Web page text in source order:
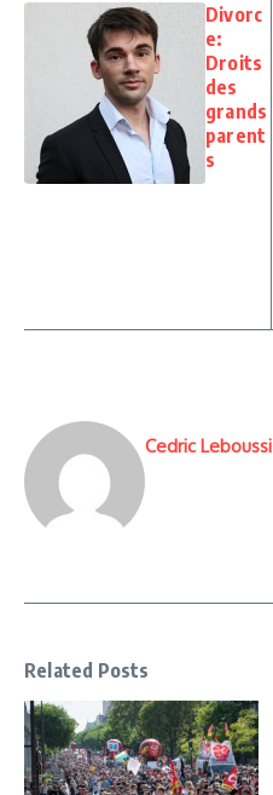
Divorc
e:
Droits
des
grands
parent
s
Cedric Leboussi
Related Posts